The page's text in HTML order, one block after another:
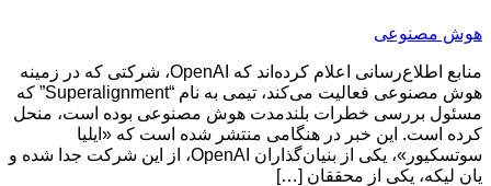
هوش مصنوعی
منابع اطلاع‌رسانی اعلام کرده‌اند که OpenAI، شرکتی که در زمینه
هوش مصنوعی فعالیت می‌کند، تیمی به نام “Superalignment” که
مسئول بررسی خطرات بلندمدت هوش مصنوعی بوده است، منحل
کرده است. این خبر در هنگامی منتشر شده است که «ایلیا
سوتسکیور»، یکی از بنیان‌گذاران OpenAI، از این شرکت جدا شده و
یان لیکه، یکی از محققان […]